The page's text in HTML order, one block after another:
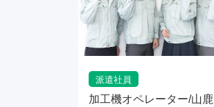
派遣社員
加工機オペレーター/山鹿